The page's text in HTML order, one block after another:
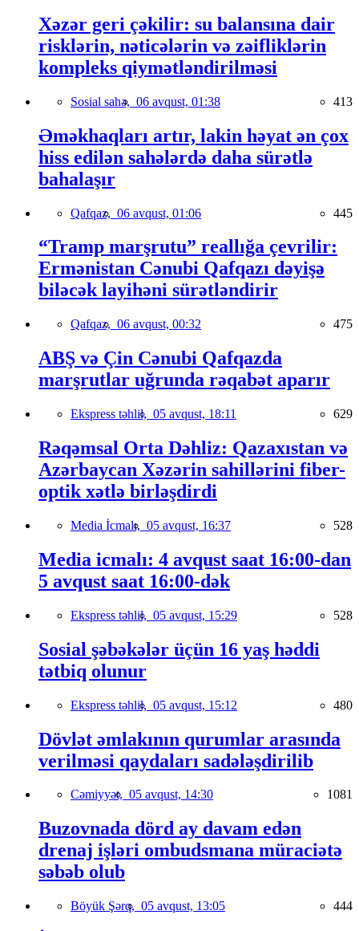
Xəzər geri çəkilir: su balansına dair
risklərin, nəticələrin və zəifliklərin
kompleks qiymətləndirilməsi
Sosial sahə, 06 avqust, 01:38 413
Əməkhaqları artır, lakin həyat ən çox
hiss edilən sahələrdə daha sürətlə
bahalaşır
Qafqaz, 06 avqust, 01:06 445
“Tramp marşrutu” reallığa çevrilir:
Ermənistan Cənubi Qafqazı dəyişə
biləcək layihəni sürətləndirir
Qafqaz, 06 avqust, 00:32 475
ABŞ və Çin Cənubi Qafqazda
marşrutlar uğrunda rəqabət aparır
Ekspress təhlil, 05 avqust, 18:11 629
Rəqəmsal Orta Dəhliz: Qazaxıstan və
Azərbaycan Xəzərin sahillərini fiber-
optik xətlə birləşdirdi
Media İcmalı, 05 avqust, 16:37 528
Media icmalı: 4 avqust saat 16:00-dan
5 avqust saat 16:00-dək
Ekspress təhlil, 05 avqust, 15:29 528
Sosial şəbəkələr üçün 16 yaş həddi
tətbiq olunur
Ekspress təhlil, 05 avqust, 15:12 480
Dövlət əmlakının qurumlar arasında
verilməsi qaydaları sadələşdirilib
Cəmiyyət, 05 avqust, 14:30 1081
Buzovnada dörd ay davam edən
drenaj işləri ombudsmana müraciətə
səbəb olub
Böyük Şərq, 05 avqust, 13:05 444